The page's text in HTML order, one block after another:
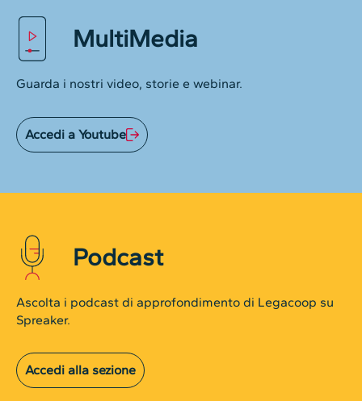
MultiMedia
Guarda i nostri video, storie e webinar.
Accedi a Youtube
Podcast
Ascolta i podcast di approfondimento di Legacoop su
Spreaker.
Accedi alla sezione